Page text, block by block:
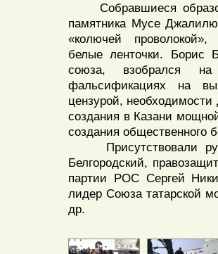
Собравшиеся
памятника Мусе
«колючей
белые ленточки. Борис
союза, взобрался
фальсификациях на
цензурой,
создания в Казани
создания общественного
Присутствовали
Белгородский,
партии РОС Сергей
лидер Союза татарской
др.